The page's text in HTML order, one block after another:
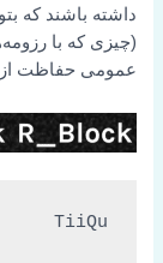
داشته باشند که
(چیزی که با
عمومی حفاظت از
TiiQu